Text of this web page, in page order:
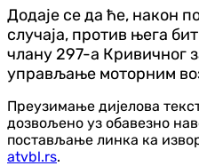
Додаје се да ће, након
случаја, против њега
члану 297-а Кривичног
управљање моторним
Преузимање дијелова
дозвољено уз обавезно
постављање линка ка
atvbl.rs.